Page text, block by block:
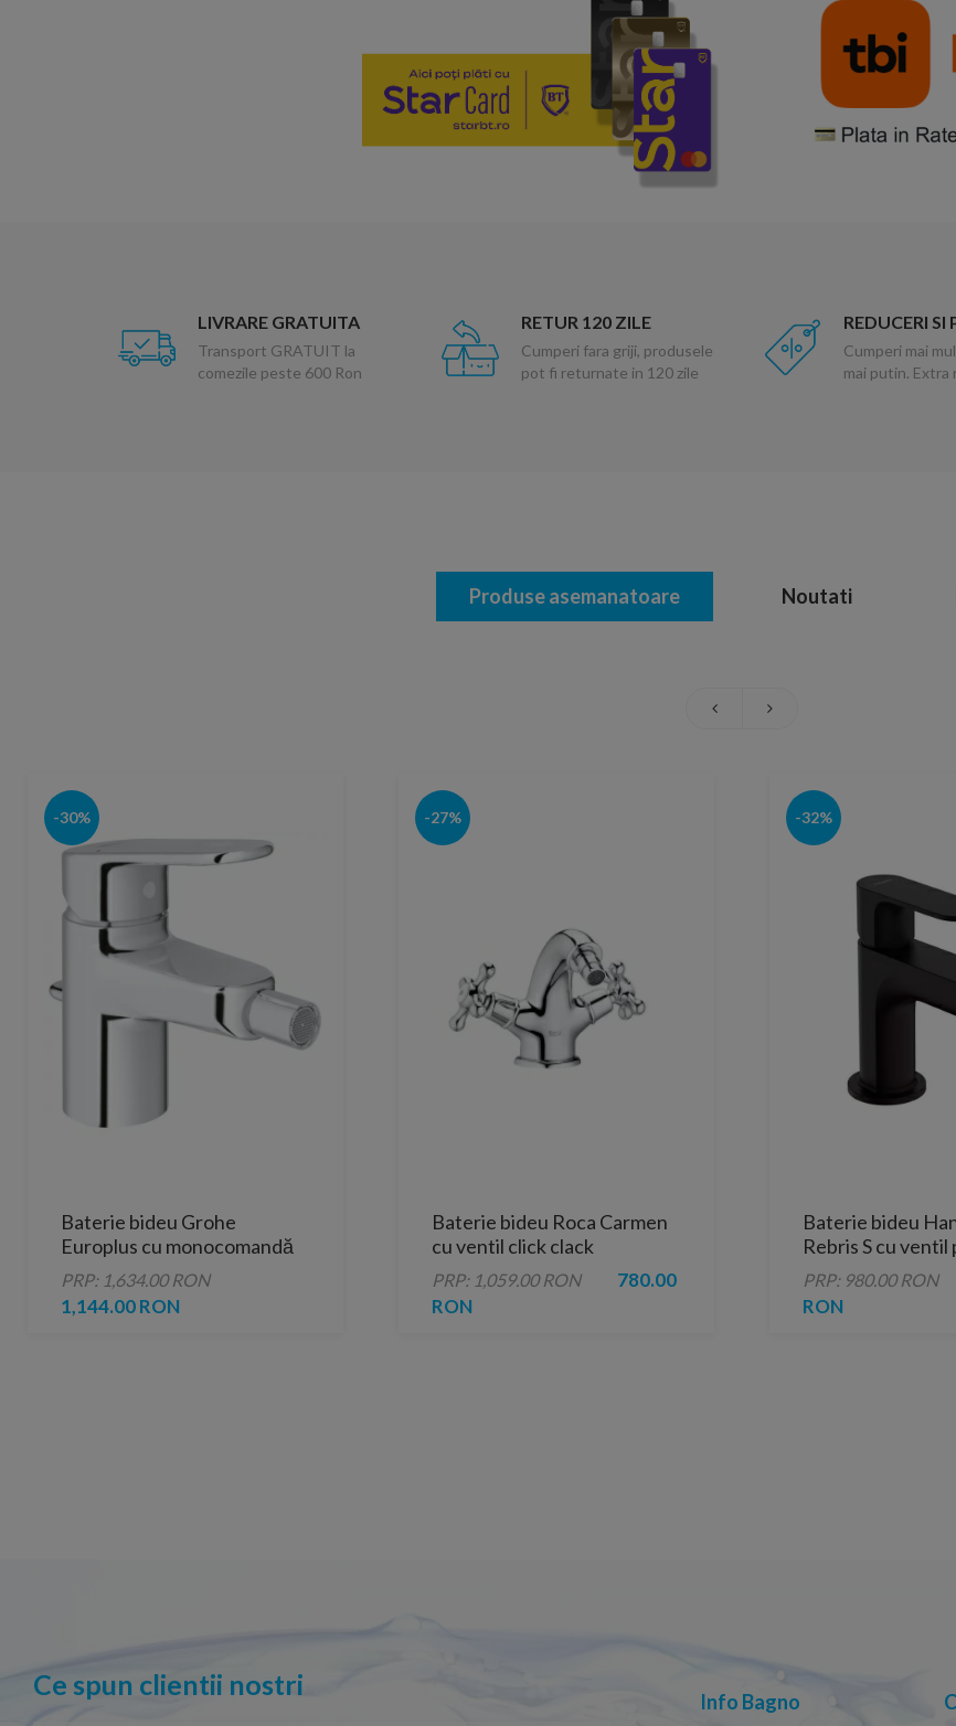
LIVRARE GRATUITA
Transport GRATUIT la
comezile peste 600 Ron
RETUR 120 ZILE
Cumperi fara griji, produsele
pot fi returnate in 120 zile
REDUCERI
Cumperi mai
mai putin. Extra
Produse asemanatoare Noutati
-30%
Baterie bideu Grohe
Europlus cu monocomandă
1/2″ Mărimea S
PRP: 1,634.00 RON
1,144.00 RON
-27%
Baterie bideu Roca Carmen
cu ventil click clack
PRP: 1,059.00 RON
780.00
RON
-32%
Baterie bideu
Rebris S cu ventil
negru mat
PRP: 980.00 RON
RON
Ce spun clientii nostri
Info Bagno